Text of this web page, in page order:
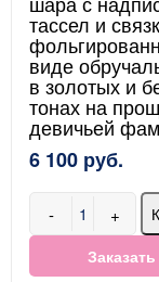
тассел и
виде
в золотых и
тонах на
девичьей
6 100 руб.
- +